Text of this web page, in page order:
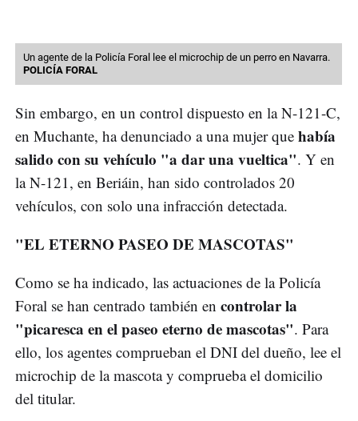
Un agente de la Policía Foral lee el microchip de un perro en Navarra.
POLICÍA FORAL
Sin embargo, en un control dispuesto en la N-121-C,
en Muchante, ha denunciado a una mujer que había
salido con su vehículo "a dar una vueltica". Y en
la N-121, en Beriáin, han sido controlados 20
vehículos, con solo una infracción detectada.
"EL ETERNO PASEO DE MASCOTAS"
Como se ha indicado, las actuaciones de la Policía
Foral se han centrado también en controlar la
"picaresca en el paseo eterno de mascotas". Para
ello, los agentes comprueban el DNI del dueño, lee el
microchip de la mascota y comprueba el domicilio
del titular.